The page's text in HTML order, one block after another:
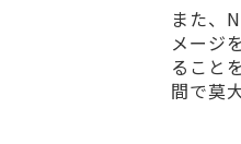
また、
メージ
ること
間で莫